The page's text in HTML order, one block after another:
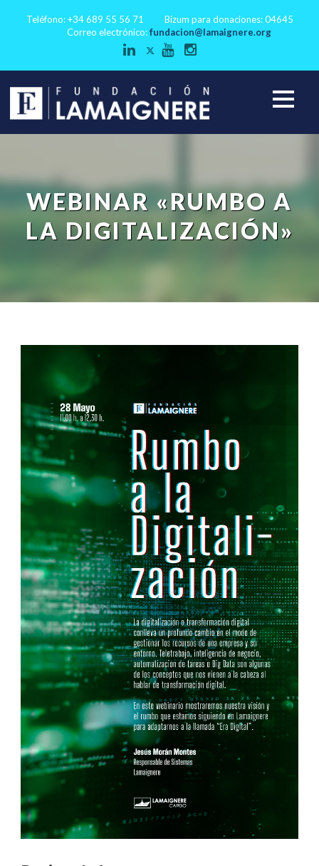
Teléfono: +34 689 55 56 71
Bizum para donaciones: 04645
Correo electrónico:fundacion@lamaignere.org
WEBINAR «RUMBO A
LA DIGITALIZACIÓN»